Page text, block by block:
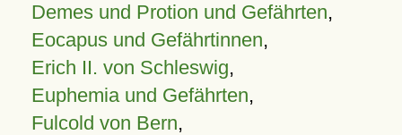
Demes und Protion und Gefährten,
Eocapus und Gefährtinnen,
Erich II. von Schleswig,
Euphemia und Gefährten,
Fulcold von Bern,